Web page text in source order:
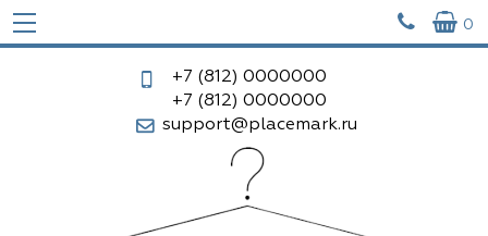
  0
+7 (812) 0000000
+7 (812) 0000000
support@placemark.ru